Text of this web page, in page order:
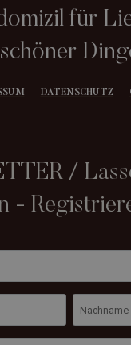
für
schöner
DATENSCHUTZ
/
-